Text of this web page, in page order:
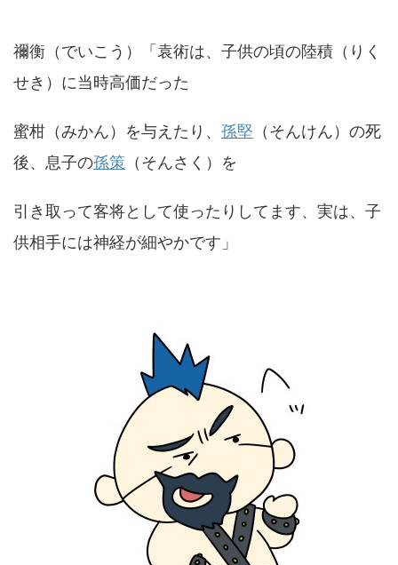
禰衡（でいこう）「袁術は、子供の頃の陸積（りく
せき）に当時高価だった
蜜柑（みかん）を与えたり、 孫堅 （そんけん）の死
後、息子の孫策 （そんさく）を
引き取って客将として使ったりしてます、実は、子
供相手には神経が細やかです」